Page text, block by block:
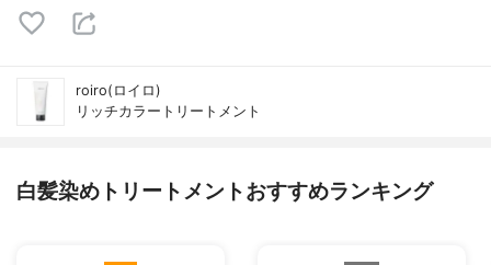
roiro(ロイロ)
リッチカラートリートメント
白髪染めトリートメントおすすめランキング